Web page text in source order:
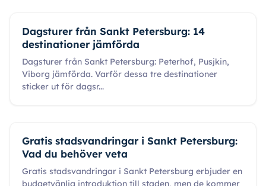
Dagsturer från Sankt Petersburg: 14
destinationer jämförda
Dagsturer från Sankt Petersburg: Peterhof, Pusjkin,
Viborg jämförda. Varför dessa tre destinationer
sticker ut för dagsr...
Gratis stadsvandringar i Sankt Petersburg:
Vad du behöver veta
Gratis stadsvandringar i Sankt Petersburg erbjuder en
budgetvänlig introduktion till staden, men de kommer